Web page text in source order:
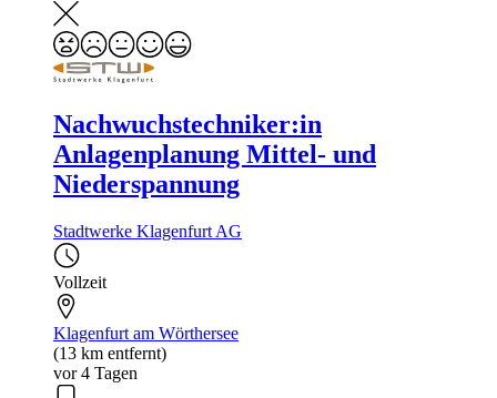
Nachwuchstechniker:in
Anlagenplanung Mittel- und
Niederspannung
Stadtwerke Klagenfurt AG
Vollzeit
Klagenfurt am Wörthersee
(13 km entfernt)
vor 4 Tagen